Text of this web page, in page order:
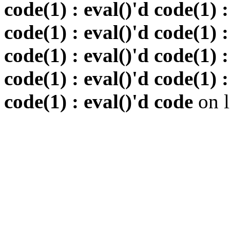
code(1) : eval()'d code(1)
code(1) : eval()'d code(1)
code(1) : eval()'d code(1)
code(1) : eval()'d code(1)
code(1) : eval()'d code on